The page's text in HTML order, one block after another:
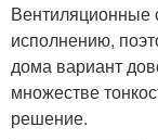
Вентиляционные
исполнению,
дома вариант
множестве
решение.